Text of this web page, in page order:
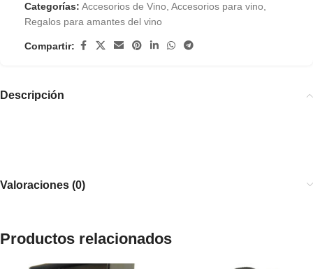
Categorías: Accesorios de Vino Accesorios para vino
Regalos para amantes del vino
Compartir:
Descripción
Valoraciones (0)
Productos relacionados